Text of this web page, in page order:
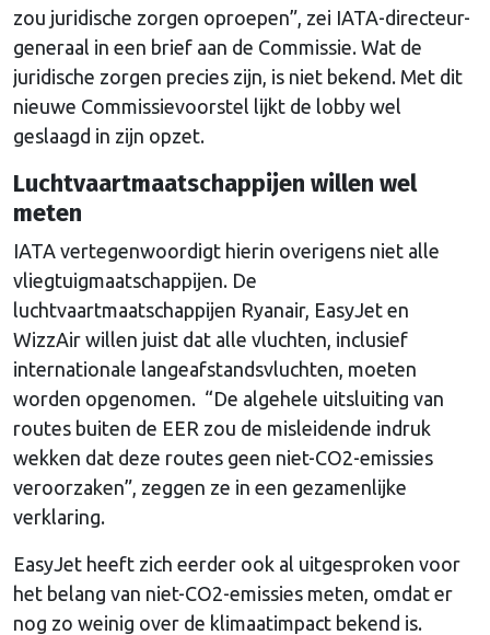
zou juridische zorgen oproepen”, zei IATA-directeur-
generaal in een brief aan de Commissie. Wat de
juridische zorgen precies zijn, is niet bekend. Met dit
nieuwe Commissievoorstel lijkt de lobby wel
geslaagd in zijn opzet.
Luchtvaartmaatschappijen willen wel
meten
IATA vertegenwoordigt hierin overigens niet alle
vliegtuigmaatschappijen. De
luchtvaartmaatschappijen Ryanair, EasyJet en
WizzAir willen juist dat alle vluchten, inclusief
internationale langeafstandsvluchten, moeten
worden opgenomen. “De algehele uitsluiting van
routes buiten de EER zou de misleidende indruk
wekken dat deze routes geen niet-CO2-emissies
veroorzaken”, zeggen ze in een gezamenlijke
verklaring.
EasyJet heeft zich eerder ook al uitgesproken voor
het belang van niet-CO2-emissies meten, omdat er
nog zo weinig over de klimaatimpact bekend is.